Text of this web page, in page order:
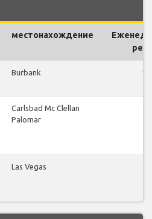
местонахождение
Burbank 10
Carlsbad Mc Clellan
Palomar
Las Vegas